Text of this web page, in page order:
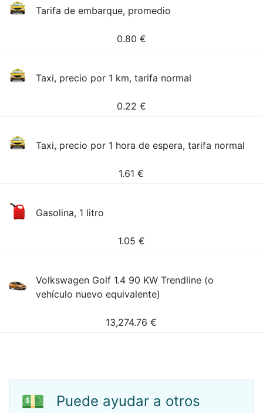
Tarifa de embarque, promedio
0.80 €
Taxi, precio por 1 km, tarifa normal
0.22 €
Taxi, precio por 1 hora de espera, tarifa normal
1.61 €
Gasolina, 1 litro
1.05 €
Volkswagen Golf 1.4 90 KW Trendline (o
vehículo nuevo equivalente)
13,274.76 €
💵
Puede ayudar a otros